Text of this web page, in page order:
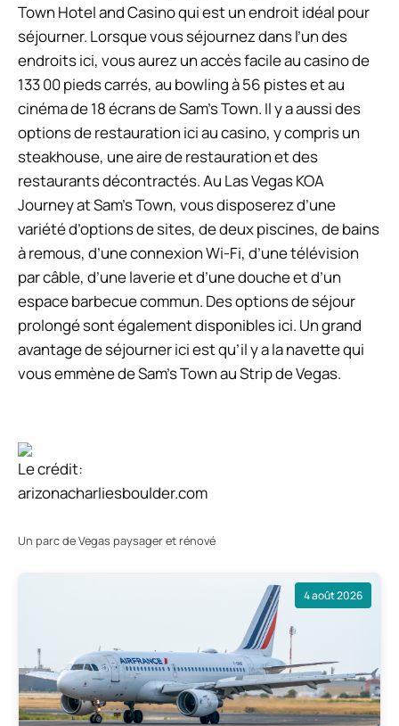
Town Hotel and Casino qui est un endroit idéal pour
séjourner. Lorsque vous séjournez dans l’un des
endroits ici, vous aurez un accès facile au casino de
133 00 pieds carrés, au bowling à 56 pistes et au
cinéma de 18 écrans de Sam’s Town. Il y a aussi des
options de restauration ici au casino, y compris un
steakhouse, une aire de restauration et des
restaurants décontractés. Au Las Vegas KOA
Journey at Sam’s Town, vous disposerez d’une
variété d’options de sites, de deux piscines, de bains
à remous, d’une connexion Wi-Fi, d’une télévision
par câble, d’une laverie et d’une douche et d’un
espace barbecue commun. Des options de séjour
prolongé sont également disponibles ici. Un grand
avantage de séjourner ici est qu’il y a la navette qui
vous emmène de Sam’s Town au Strip de Vegas.
Le crédit:
arizonacharliesboulder.com
Un parc de Vegas paysager et rénové
4 août 2026